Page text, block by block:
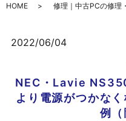
HOME 修理｜中古PCの修理
2022/06/04
NEC・Lavie
より電源がつかな
例（